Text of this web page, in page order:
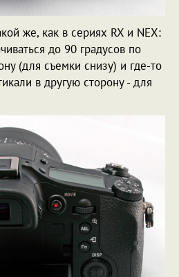
же, как в сериях RX и NEX:
до 90 градусов по
(для съемки снизу) и где-то
в другую сторону - для